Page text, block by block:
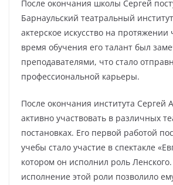
После окончания школы Сергей
Барнаульский театральный
актерское искусство на протяжении
время обучения его талант был
преподавателями, что стало
профессиональной карьеры.
После окончания института Сергей
активно участвовать в различных
постановках. Его первой работой
учебы стало участие в спектакле
котором он исполнил роль
исполнение этой роли позволило